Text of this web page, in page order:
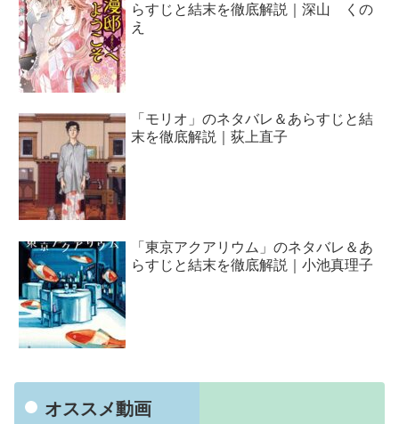
らすじと結末を徹底解説｜深山 くの
え
「モリオ」のネタバレ＆あらすじと結
末を徹底解説｜荻上直子
「東京アクアリウム」のネタバレ＆あ
らすじと結末を徹底解説｜小池真理子
オススメ動画